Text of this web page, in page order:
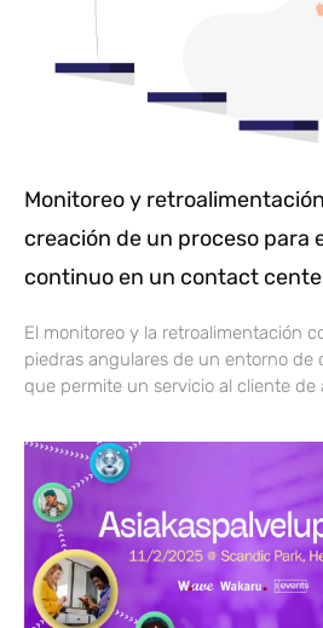
Monitoreo y
creación de un proceso para
continuo en un contact
El monitoreo y la retroalimentación
piedras angulares de un entorno de
que permite un servicio al cliente de